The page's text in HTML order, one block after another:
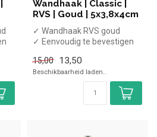
Wandhaak | Classic |
RVS | Goud | 5x3,8x4cm
✓ Wandhaak RVS goud
✓ Eenvoudig te bevestigen
15,00
13,50
Beschikbaarheid laden..